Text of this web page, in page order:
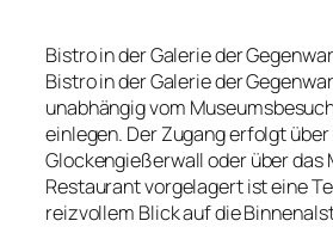
Bistro in der Galerie der
Bistro in der Galerie der
unabhängig vom
einlegen. Der Zugang erfolgt
Glockengießerwall oder über das
Restaurant vorgelagert ist eine
reizvollem Blick auf die